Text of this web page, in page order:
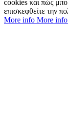
cookies και πώς
επισκεφθείτε την
More info More info